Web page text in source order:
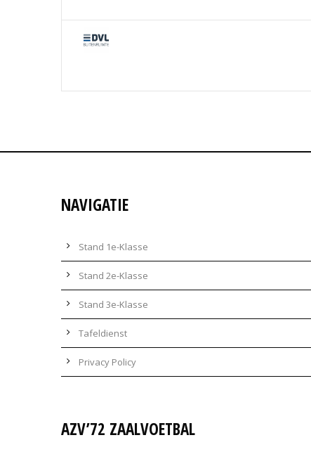
NAVIGATIE
Stand 1e-Klasse
Stand 2e-Klasse
Stand 3e-Klasse
Tafeldienst
Privacy Policy
AZV’72 ZAALVOETBAL